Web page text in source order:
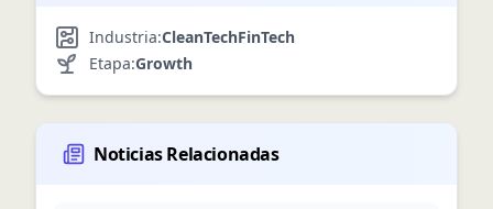
Industria:CleanTechFinTech
Etapa:Growth
Noticias Relacionadas